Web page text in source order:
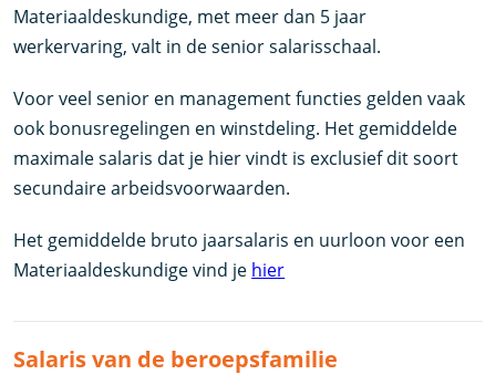
Materiaaldeskundige, met meer dan 5 jaar
werkervaring, valt in de senior salarisschaal.
Voor veel senior en management functies gelden vaak
ook bonusregelingen en winstdeling. Het gemiddelde
maximale salaris dat je hier vindt is exclusief dit soort
secundaire arbeidsvoorwaarden.
Het gemiddelde bruto jaarsalaris en uurloon voor een
Materiaaldeskundige vind je hier
Salaris van de beroepsfamilie